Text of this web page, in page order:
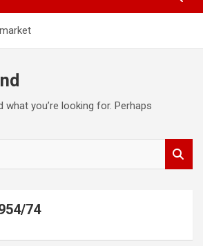
what you’re looking for. Perhaps
74